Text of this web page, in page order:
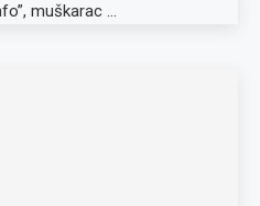
muškarac …